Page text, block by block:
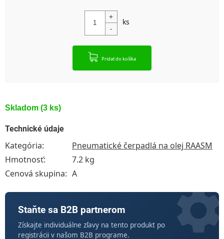
Skladom (3 ks)
Pridať do košíka
Technické údaje
Kategória:
Pneumatické čerpadlá na olej RAASM
Hmotnosť:
7.2 kg
Cenová skupina: A
Staňte sa B2B partnerom
Získajte individuálne zľavy na tento produkt po
registrácii v našom B2B programe.